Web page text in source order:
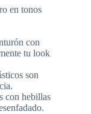
en tonos
con
tu look
son
con hebillas